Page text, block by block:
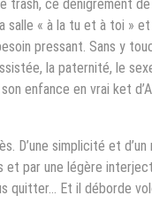
ce dénigrement de
salle « à la tu et à toi » et
pressant. Sans y
la paternité, le
enfance en vrai ket
D’une simplicité et d’un
par une légère
quitter... Et il déborde